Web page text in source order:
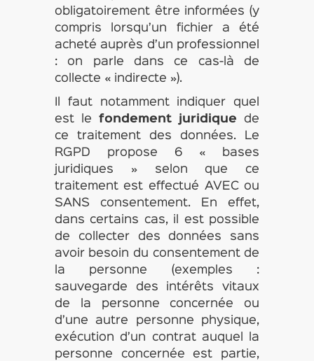
obligatoirement être informées (y
compris lorsqu’un fichier a été
acheté auprès d’un professionnel
: on parle dans ce cas-là de
collecte « indirecte »).
Il faut notamment indiquer quel
est le fondement juridique de
ce traitement des données. Le
RGPD propose 6 « bases
juridiques » selon que ce
traitement est effectué AVEC ou
SANS consentement. En effet,
dans certains cas, il est possible
de collecter des données sans
avoir besoin du consentement de
la personne (exemples :
sauvegarde des intérêts vitaux
de la personne concernée ou
d’une autre personne physique,
exécution d’un contrat auquel la
personne concernée est partie,